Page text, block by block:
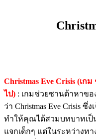
Christmas Eve Crisis (เ
ไป) : เกมช่วยซานต้าหาข
ว่า Christmas Eve Crisis ซึ่ง
ทำให้คุณได้สวมบทบาทเป็
แจกเด็กๆ แต่ในระหว่างท